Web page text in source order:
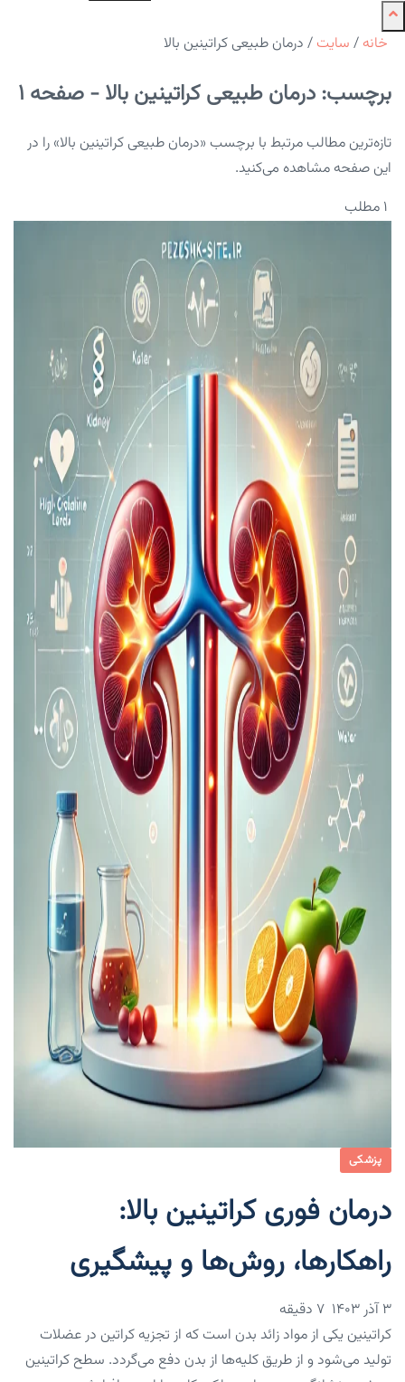
خانه / سایت / درمان طبیعی کراتینین بالا
برچسب: درمان طبیعی کراتینین بالا - صفحه 1
تازه‌ترین مطالب مرتبط با برچسب «درمان طبیعی کراتینین بالا» را در
این صفحه مشاهده می‌کنید.
۱ مطلب
پزشکی
درمان فوری کراتینین بالا:
راهکارها، روش‌ها و پیشگیری
۳ آذر ۱۴۰۳
کراتینین یکی از مواد زائد بدن است که از تجزیه کراتین در عضلات
تولید می‌شود و از طریق کلیه‌ها از بدن دفع می‌گردد. سطح کراتینین